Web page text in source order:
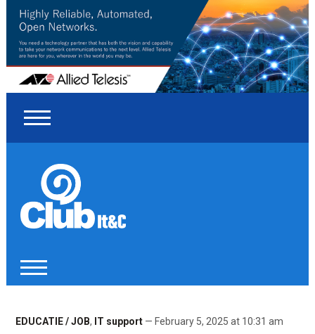
EDUCATIE / JOB, IT support— February 5, 2025 at 10:31 am